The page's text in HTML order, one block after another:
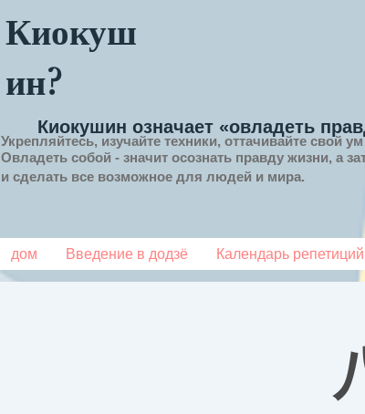
Киокуш
ин?
Киокушин означает «овладеть
Укрепляйтесь, изучайте техники, оттачивайте свой
Овладеть собой - значит осознать правду жизни, а
и сделать все возможное для людей и мира.
дом Введение в додзё Календарь репетиций